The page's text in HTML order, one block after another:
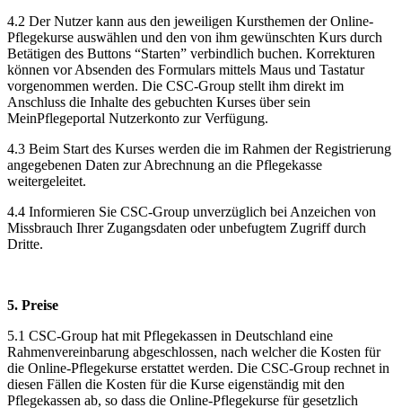
4.2 Der Nutzer kann aus den jeweiligen Kursthemen der Online-
Pflegekurse auswählen und den von ihm gewünschten Kurs durch
Betätigen des Buttons “Starten” verbindlich buchen. Korrekturen
können vor Absenden des Formulars mittels Maus und Tastatur
vorgenommen werden. Die CSC-Group stellt ihm direkt im
Anschluss die Inhalte des gebuchten Kurses über sein
MeinPflegeportal Nutzerkonto zur Verfügung.
4.3 Beim Start des Kurses werden die im Rahmen der Registrierung
angegebenen Daten zur Abrechnung an die Pflegekasse
weitergeleitet.
4.4 Informieren Sie CSC-Group unverzüglich bei Anzeichen von
Missbrauch Ihrer Zugangsdaten oder unbefugtem Zugriff durch
Dritte.
5. Preise
5.1 CSC-Group hat mit Pflegekassen in Deutschland eine
Rahmenvereinbarung abgeschlossen, nach welcher die Kosten für
die Online-Pflegekurse erstattet werden. Die CSC-Group rechnet in
diesen Fällen die Kosten für die Kurse eigenständig mit den
Pflegekassen ab, so dass die Online-Pflegekurse für gesetzlich